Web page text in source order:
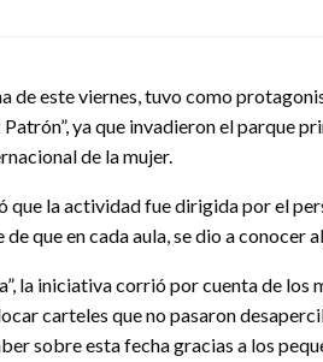
de este viernes, tuvo como
ya que invadieron el parque
de la mujer.
que la actividad fue dirigida por el
que en cada aula, se dio a
la iniciativa corrió por cuenta de
carteles que no pasaron
sobre esta fecha gracias a los